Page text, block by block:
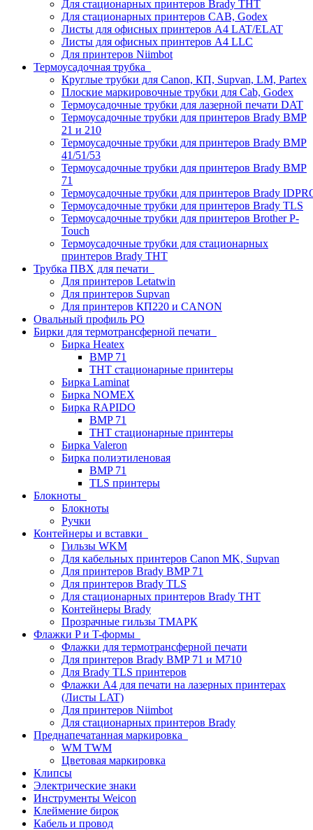
Для стационарных принтеров Brady THT
Для стационарных принтеров CAB, Godex
Листы для офисных принтеров А4 LAT/ELAT
Листы для офисных принтеров А4 LLC
Для принтеров Niimbot
Термоусадочная трубка
Круглые трубки для Canon, КП, Supvan, LM, Partex
Плоские маркировочные трубки для Cab, Godex
Термоусадочные трубки для лазерной печати DAT
Термоусадочные трубки для принтеров Brady BMP
21 и 210
Термоусадочные трубки для принтеров Brady BMP
41/51/53
Термоусадочные трубки для принтеров Brady BMP
71
Термоусадочные трубки для принтеров Brady
Термоусадочные трубки для принтеров Brady TLS
Термоусадочные трубки для принтеров Brother P-
Touch
Термоусадочные трубки для стационарных
принтеров Brady THT
Трубка ПВХ для печати
Для принтеров Letatwin
Для принтеров Supvan
Для принтеров КП220 и CANON
Овальный профиль PO
Бирки для термотрансферной печати
Бирка Heatex
BMP 71
THT стационарные принтеры
Бирка Laminat
Бирка NOMEX
Бирка RAPIDO
BMP 71
THT стационарные принтеры
Бирка Valeron
Бирка полиэтиленовая
BMP 71
TLS принтеры
Блокноты
Блокноты
Ручки
Контейнеры и вставки
Гильзы WKM
Для кабельных принтеров Canon MK, Supvan
Для принтеров Brady BMP 71
Для принтеров Brady TLS
Для стационарных принтеров Brady THT
Контейнеры Brady
Прозрачные гильзы ТМАРК
Флажки P и T-формы
Флажки для термотрансферной печати
Для принтеров Brady BMP 71 и M710
Для Brady TLS принтеров
Флажки A4 для печати на лазерных принтерах
(Листы LAT)
Для принтеров Niimbot
Для стационарных принтеров Brady
Преднапечатанная маркировка
WM TWM
Цветовая маркировка
Клипсы
Электрические знаки
Инструменты Weicon
Клеймение бирок
Кабель и провод